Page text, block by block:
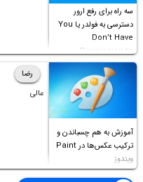
سه راه برای رفع ارور
دسترسی به فولدر یا You
Don’t Have
Permission to
Access this folder
آموزش به هم چسباندن و
ترکیب عکس‌ها در Paint
ویندوز
رضا
عالی